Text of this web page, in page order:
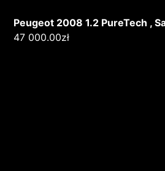
Peugeot 2008 1.2 PureTech ,
47 000.00zł